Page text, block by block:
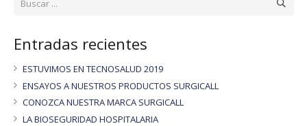
Entradas recientes
ESTUVIMOS EN TECNOSALUD 2019
ENSAYOS A NUESTROS PRODUCTOS SURGICALL
CONOZCA NUESTRA MARCA SURGICALL
LA BIOSEGURIDAD HOSPITALARIA